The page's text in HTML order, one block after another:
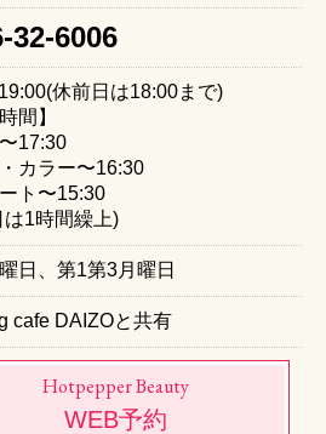
32-6006
休前日は18:00まで)
間】
17:30
カラー〜16:30
ト〜15:30
は1時間繰上)
日、第1第3月曜日
cafe DAIZOと共有
Hotpepper Beauty
WEB予約